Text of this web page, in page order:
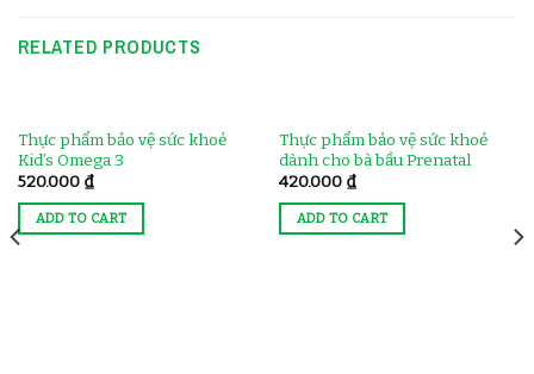
RELATED PRODUCTS
Thực phẩm bảo vệ sức khoẻ
Kid’s Omega 3
520.000 ₫
ADD TO CART
Thực phẩm bảo vệ sức khoẻ
dành cho bà bầu Prenatal
420.000 ₫
ADD TO CART